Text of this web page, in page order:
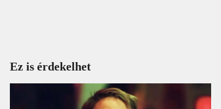
Ez is érdekelhet